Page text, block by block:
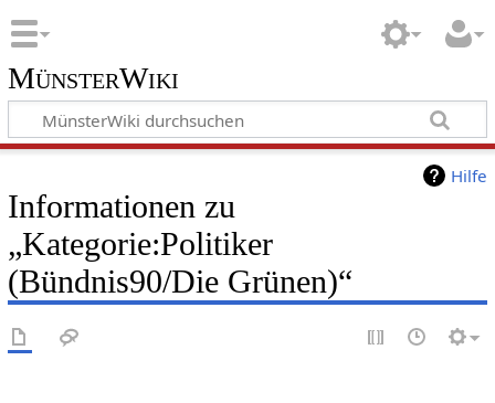
MünsterWiki
Hilfe
Informationen zu
„Kategorie:Politiker
(Bündnis90/Die Grünen)“